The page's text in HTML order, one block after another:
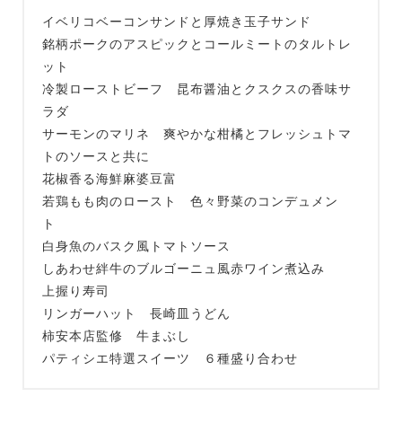
イベリコベーコンサンドと厚焼き玉子サンド
銘柄ポークのアスピックとコールミートのタルトレ
ット
冷製ローストビーフ 昆布醤油とクスクスの香味サ
ラダ
サーモンのマリネ 爽やかな柑橘とフレッシュトマ
トのソースと共に
花椒香る海鮮麻婆豆富
若鶏もも肉のロースト 色々野菜のコンデュメン
ト
白身魚のバスク風トマトソース
しあわせ絆牛のブルゴーニュ風赤ワイン煮込み
上握り寿司
リンガーハット 長崎皿うどん
柿安本店監修 牛まぶし
パティシエ特選スイーツ ６種盛り合わせ